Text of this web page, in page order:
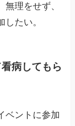
理をせず、
たい。
病してもら
ベントに参加